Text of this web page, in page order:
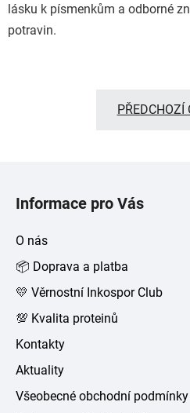
lásku k písmenkům a odborné
potravin.
PŘEDCHOZÍ
Informace pro Vás
O nás
📦 Doprava a platba
💛 Věrnostní Inkospor Club
💯 Kvalita proteinů
Kontakty
Aktuality
Všeobecné obchodní podmínky